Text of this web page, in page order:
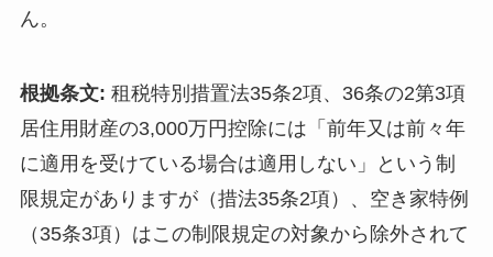
ん。
根拠条文: 租税特別措置法35条2項、36条の2第3項
居住用財産の3,000万円控除には「前年又は前々年
に適用を受けている場合は適用しない」という制
限規定がありますが（措法35条2項）、空き家特例
（35条3項）はこの制限規定の対象から除外されて